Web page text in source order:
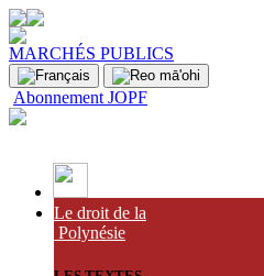
MARCHÉS PUBLICS
Abonnement JOPF
Le droit de la
Polynésie